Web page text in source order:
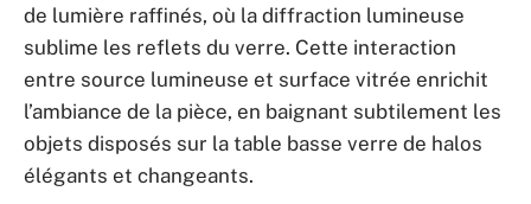
de lumière raffinés, où la diffraction lumineuse
sublime les reflets du verre. Cette interaction
entre source lumineuse et surface vitrée enrichit
l’ambiance de la pièce, en baignant subtilement les
objets disposés sur la table basse verre de halos
élégants et changeants.